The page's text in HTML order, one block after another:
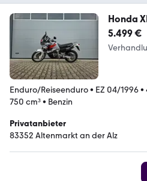
Honda
5.499 €
Enduro/Reiseenduro• EZ 04/1996•
750 cm³• Benzin
Privatanbieter
83352 Altenmarkt an der Alz